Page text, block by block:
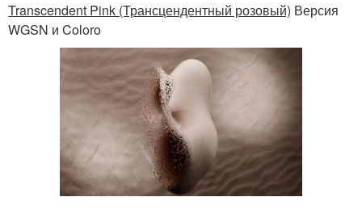
Transcendent Pink (Трансцендентный розовый) Версия
WGSN и Coloro